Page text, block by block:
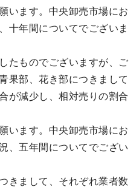
います。中央卸売市場にお
十年間についてでございま
たものでございますが、ご
果部、花き部につきまして
が減少し、相対売りの割合
います。中央卸売市場にお
、五年間についてでござい
きまして、それぞれ業者数